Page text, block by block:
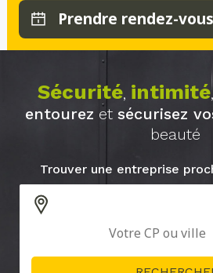
Prendre rendez-vous
Sécurité, intimité,
entourez et sécurisez
beauté
Trouver une entreprise